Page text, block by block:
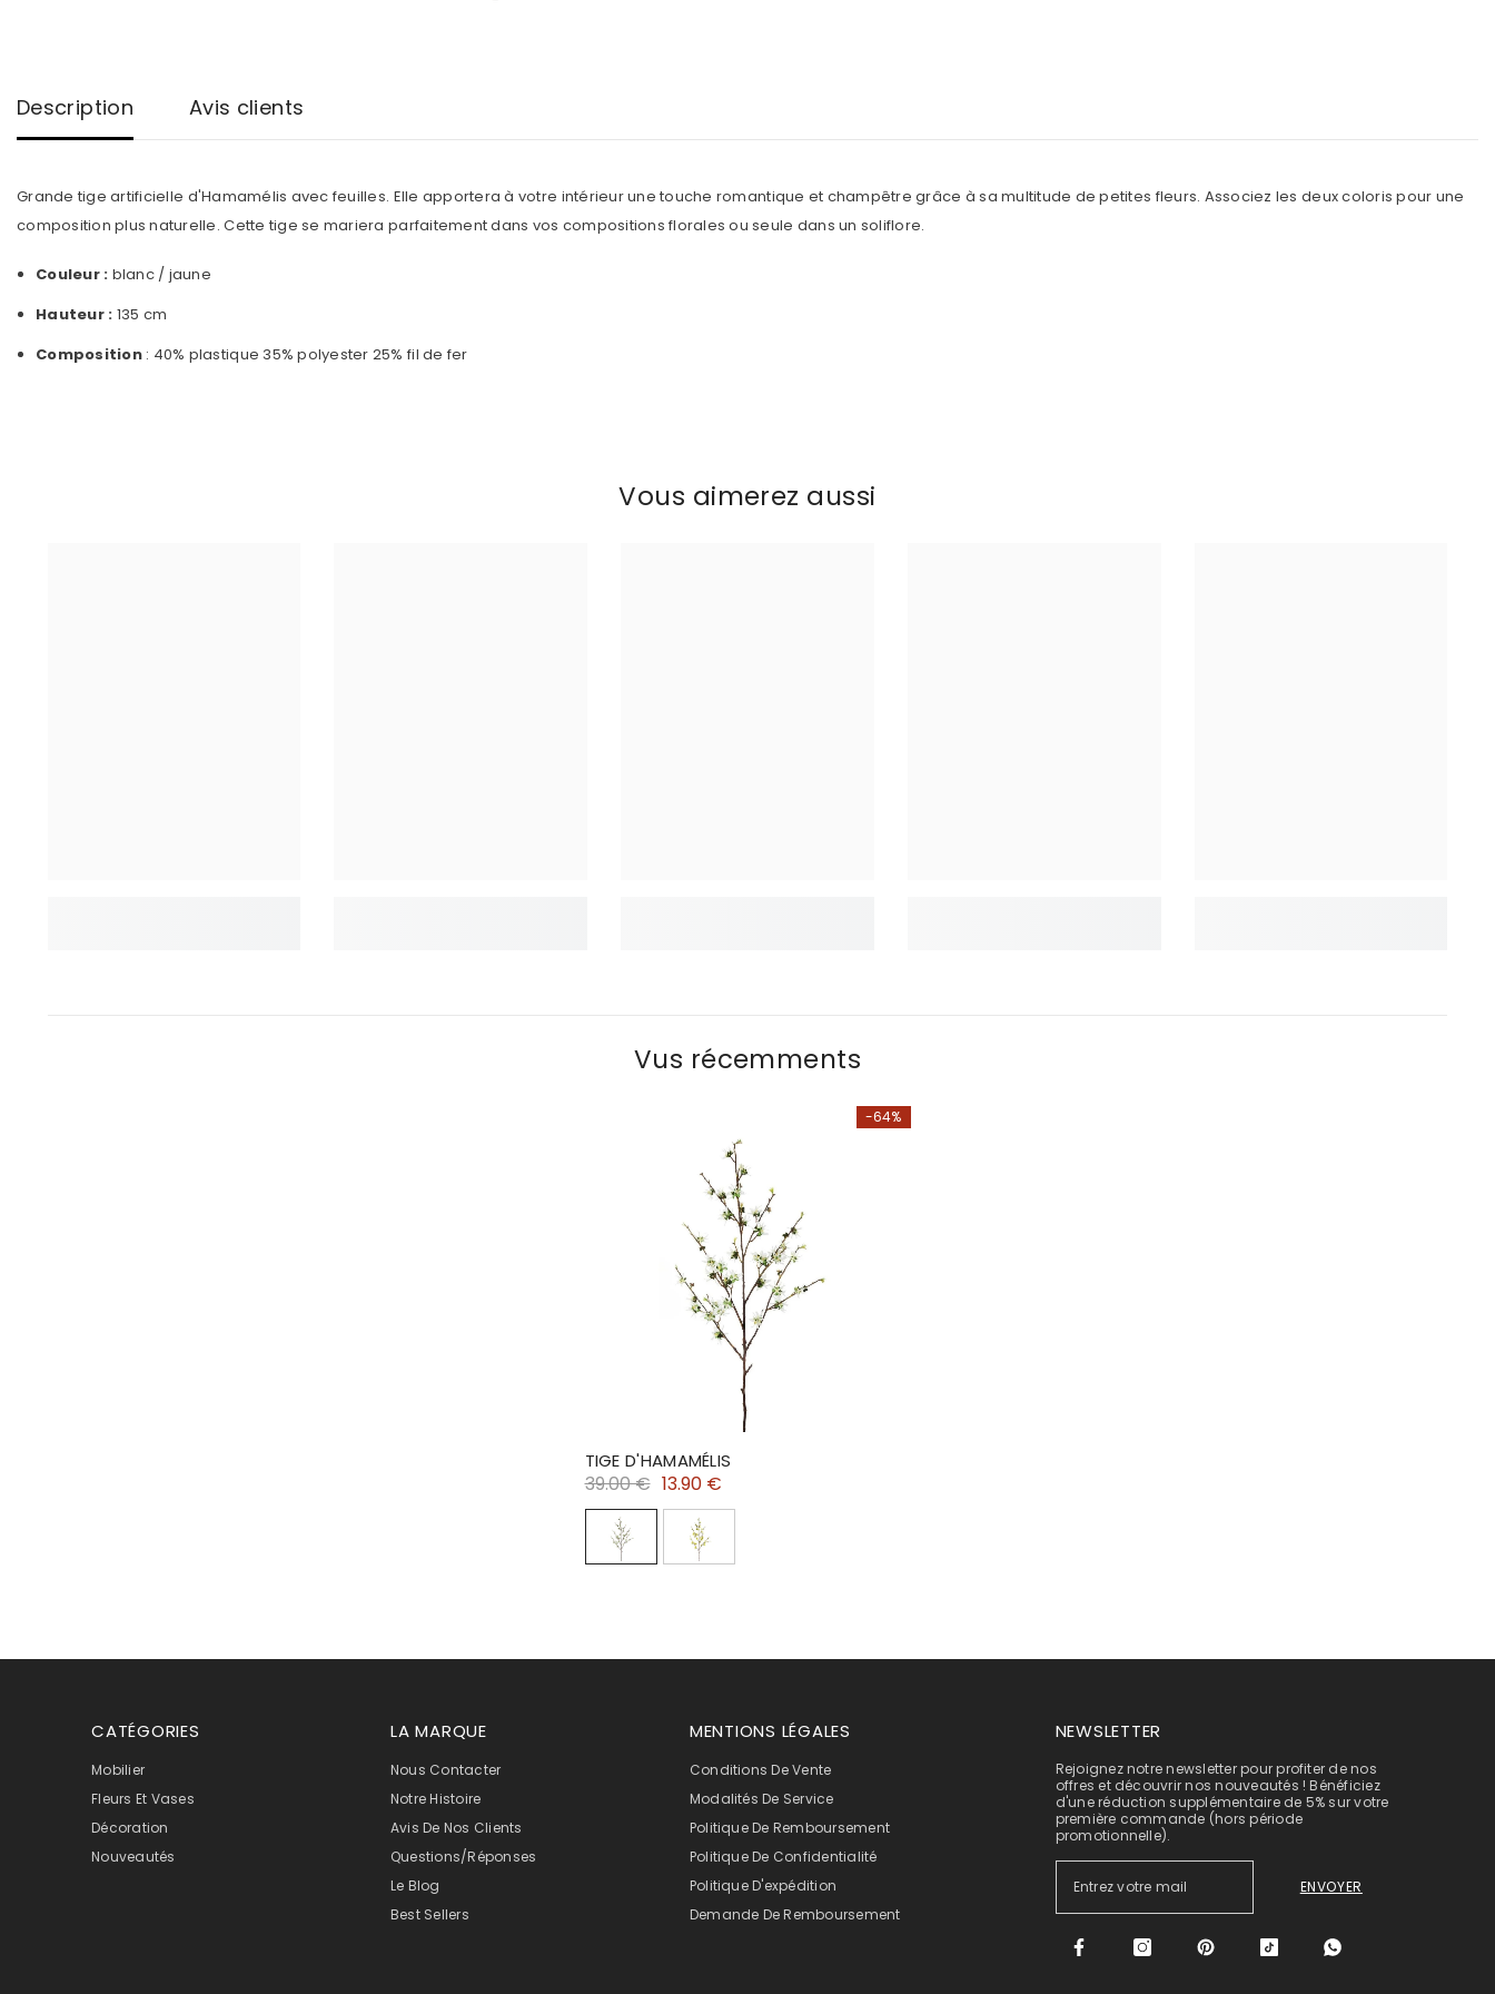
Description Avis clients
Grande tige artificielle d'Hamamélis avec feuilles. Elle apportera à votre intérieur une touche romantique et champêtre grâce à sa multitude de petites fleurs. Associez les deux coloris pour une
composition plus naturelle. Cette tige se mariera parfaitement dans vos compositions florales ou seule dans un soliflore.
Couleur : blanc / jaune
Hauteur : 135 cm
Composition : 40% plastique 35% polyester 25% fil de fer
Vous aimerez aussi
Vus récemments
-64%
TIGE D'HAMAMÉLIS
39.00 € 13.90 €
CATÉGORIES
Mobilier
Fleurs Et Vases
Décoration
Nouveautés
LA MARQUE
Nous Contacter
Notre Histoire
Avis De Nos Clients
Questions/Réponses
Le Blog
Best Sellers
MENTIONS LÉGALES
Conditions De Vente
Modalités De Service
Politique De Remboursement
Politique De Confidentialité
Politique D'expédition
Demande De Remboursement
NEWSLETTER
Rejoignez notre newsletter pour profiter de nos
offres et découvrir nos nouveautés ! Bénéficiez
d'une réduction supplémentaire de 5% sur votre
première commande (hors période
promotionnelle).
ENVOYER